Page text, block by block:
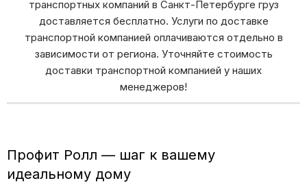
транспортных компаний в Санкт-Петербурге груз
доставляется бесплатно. Услуги по доставке
транспортной компанией оплачиваются отдельно в
зависимости от региона. Уточняйте стоимость
доставки транспортной компанией у наших
менеджеров!
Профит Ролл — шаг к вашему
идеальному дому